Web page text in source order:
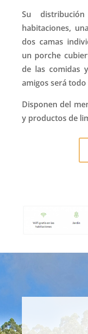
Su
habitaciones,
dos camas
un porche
de las comidas
amigos será
Disponen del
y productos de